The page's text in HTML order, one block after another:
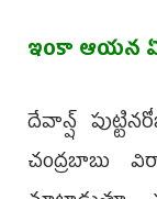
ఇంకా ఆయన
దేవాన్ష్
చంద్రబాబు